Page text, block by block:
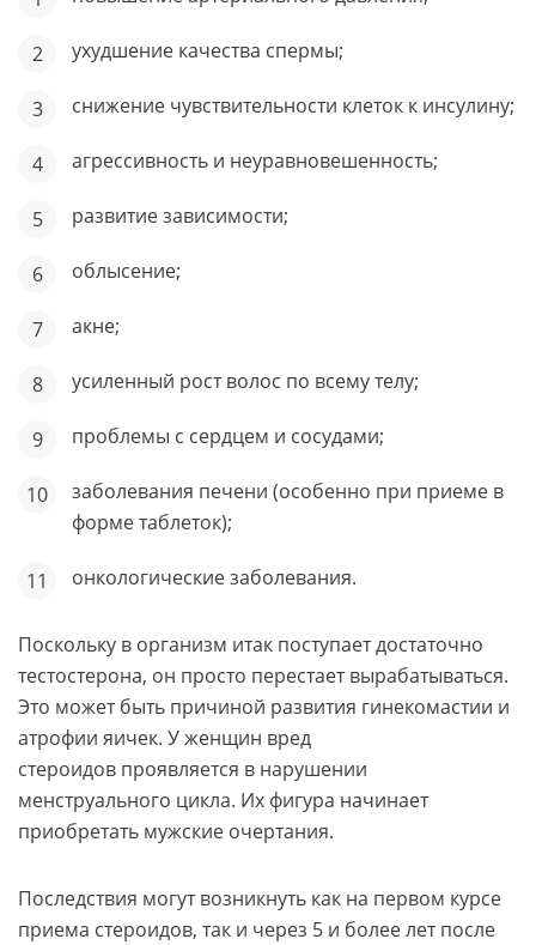
ухудшение качества спермы;
снижение чувствительности клеток к инсулину;
агрессивность и неуравновешенность;
развитие зависимости;
облысение;
акне;
усиленный рост волос по всему телу;
проблемы с сердцем и сосудами;
заболевания печени (особенно при приеме в
форме таблеток);
онкологические заболевания.
Поскольку в организм итак поступает достаточно
тестостерона, он просто перестает вырабатываться.
Это может быть причиной развития гинекомастии и
атрофии яичек. У женщин вред
стероидов проявляется в нарушении
менструального цикла. Их фигура начинает
приобретать мужские очертания.
Последствия могут возникнуть как на первом курсе
приема стероидов, так и через 5 и более лет после